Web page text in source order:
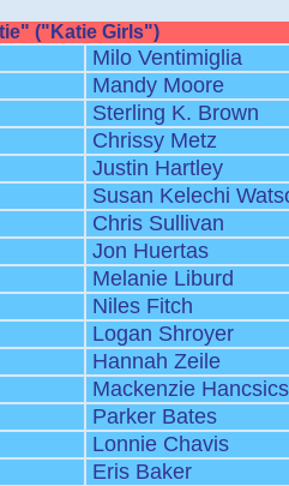
("Katie Girls")
Milo Ventimiglia
Mandy Moore
Sterling K. Brown
Chrissy Metz
Justin Hartley
Susan Kelechi
Chris Sullivan
Jon Huertas
Melanie Liburd
Niles Fitch
Logan Shroyer
Hannah Zeile
Mackenzie
Parker Bates
Lonnie Chavis
Eris Baker